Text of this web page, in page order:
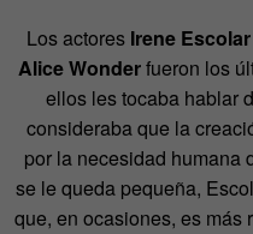
Los actoresIrene Escolar
Alice Wonderfueron los
ellos les tocaba hablar
consideraba que la
por la necesidad humana
se le queda pequeña,
que, en ocasiones, es más